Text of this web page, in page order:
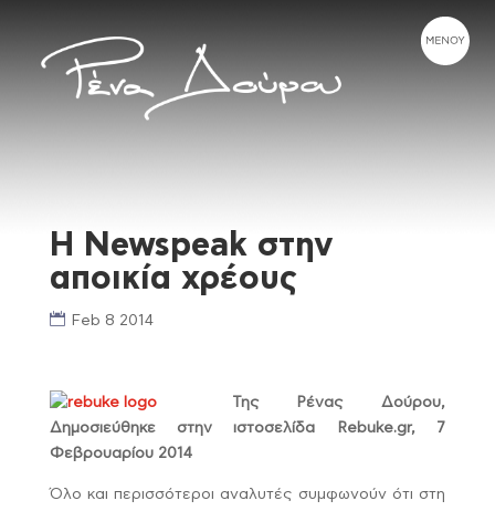
Η Newspeak στην
αποικία χρέους
Feb 8 2014
Της Ρένας Δούρου,
Δημοσιεύθηκε στην ιστοσελίδα Rebuke.gr, 7
Φεβρουαρίου 2014
Όλο και περισσότεροι αναλυτές συμφωνούν ότι στη